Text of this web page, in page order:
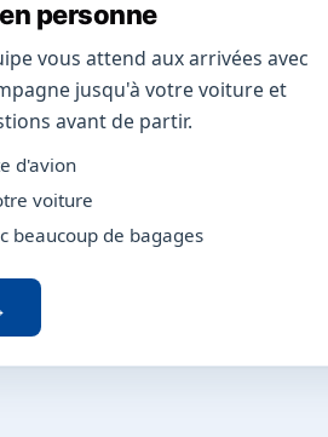
personne
vous attend aux arrivées avec
jusqu'à votre voiture et
avant de partir.
d'avion
voiture
beaucoup de bagages